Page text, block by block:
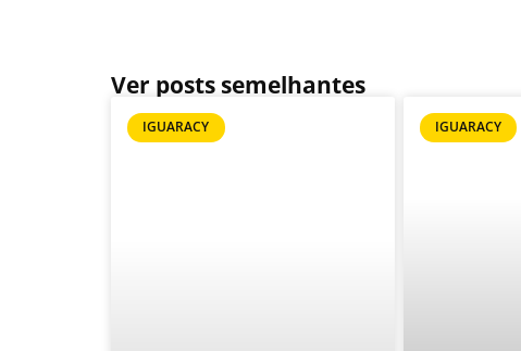
Ver posts semelhantes
IGUARACY IGUARACY